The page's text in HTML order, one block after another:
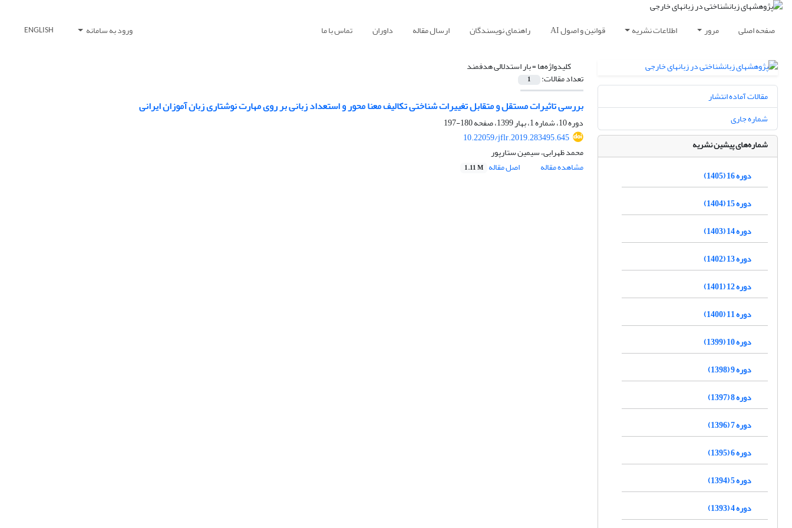
صفحه اصلی مرور اطلاعات نشریه قوانین و اصول AI راهنمای نویسندگان ارسال مقاله داوران تماس با ما ورود به سامانه ENGLISH
کلیدواژه‌ها =بار استدلالی هدفمند
تعداد مقالات: 1
بررسی تاثیرات مستقل و متقابل تغییرات شناختی تکالیف معنا محور و استعداد زبانی بر روی مهارت نوشتاری زبان آموزان ایرانی
دوره 10، شماره 1، بهار 1399، صفحه
180-197
10.22059/jflr.2019.283495.645
محمد ظهرابی، سیمین ستارپور
مشاهده مقاله
اصل مقاله 1.11 M
مقالات آماده انتشار
شماره جاری
شماره‌های پیشین نشریه
دوره 16 (1405)
دوره 15 (1404)
دوره 14 (1403)
دوره 13 (1402)
دوره 12 (1401)
دوره 11 (1400)
دوره 10 (1399)
دوره 9 (1398)
دوره 8 (1397)
دوره 7 (1396)
دوره 6 (1395)
دوره 5 (1394)
دوره 4 (1393)